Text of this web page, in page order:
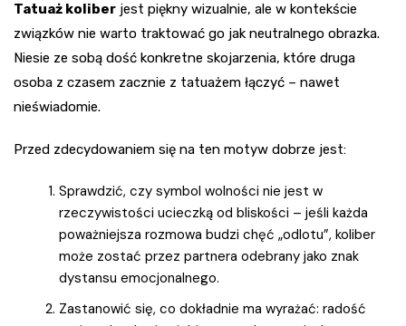
Tatuaż koliber jest piękny wizualnie, ale w kontekście
związków nie warto traktować go jak neutralnego obrazka.
Niesie ze sobą dość konkretne skojarzenia, które druga
osoba z czasem zacznie z tatuażem łączyć – nawet
nieświadomie.
Przed zdecydowaniem się na ten motyw dobrze jest:
Sprawdzić, czy symbol wolności nie jest w
rzeczywistości ucieczką od bliskości – jeśli każda
poważniejsza rozmowa budzi chęć „odlotu”, koliber
może zostać przez partnera odebrany jako znak
dystansu emocjonalnego.
Zastanowić się, co dokładnie ma wyrażać: radość